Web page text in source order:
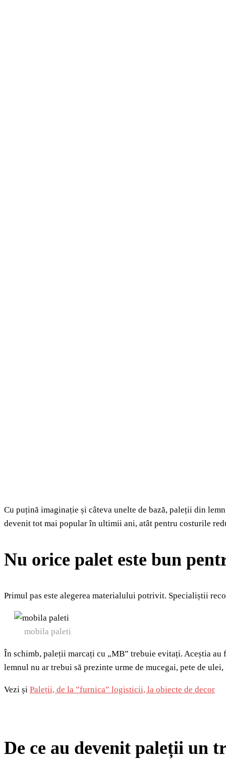
Cu puțină imaginație și câteva unelte de bază, paleții din
devenit tot mai popular în ultimii ani, atât pentru costurile
Nu orice palet este bun
Primul pas este alegerea materialului potrivit. Specialiștii
mobila paleti
În schimb, paleții marcați cu „MB” trebuie evitați. Aceștia
lemnul nu ar trebui să prezinte urme de mucegai, pete de
Vezi și Paleții, de la ”furnica” logisticii, la obiecte de decor
De ce au devenit paleții un